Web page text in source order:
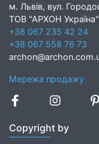
м. Львів, вул.
ТОВ "АРХОН Україна"
+38 067 235 42 24
+38 067 558 76 73
Мережа продажу
Copyright by